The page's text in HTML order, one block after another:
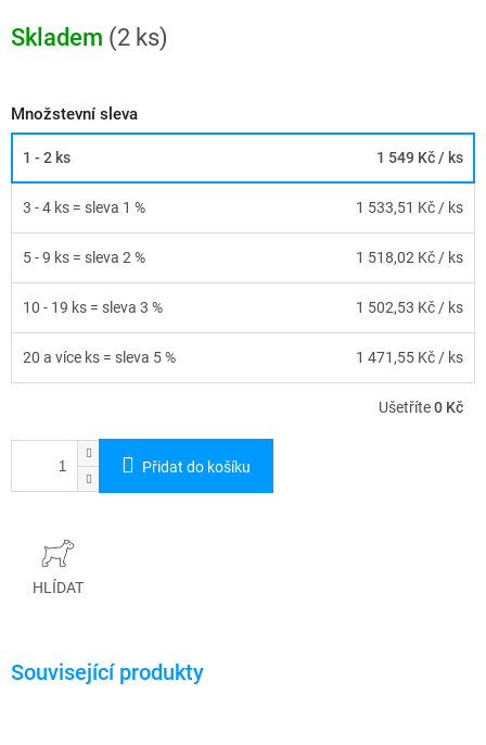
cena:
Skladem (2 ks)
Množstevní sleva
1 - 2 ks 1 549 Kč/ ks
3 - 4 ks = sleva 1 % 1 533,51 Kč/ ks
5 - 9 ks = sleva 2 % 1 518,02 Kč/ ks
10 - 19 ks = sleva 3 % 1 502,53 Kč/ ks
20 a více ks = sleva 5 % 1 471,55 Kč/ ks
Ušetříte0 Kč
Přidat do košíku
HLÍDAT